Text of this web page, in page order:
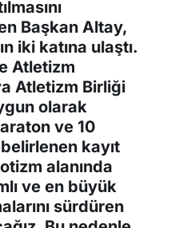
Başkan Altay,
iki katına ulaştı.
Atletizm
Atletizm Birliği
olarak
ve 10
kayıt
alanında
ve en büyük
sürdüren